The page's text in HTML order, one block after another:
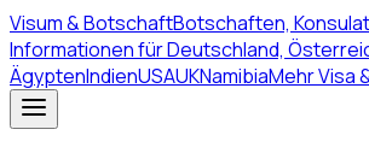
Visum& BotschaftBotschaften,
Informationen für Deutschland,
ÄgyptenIndienUSAUKNamibiaMehr Visa